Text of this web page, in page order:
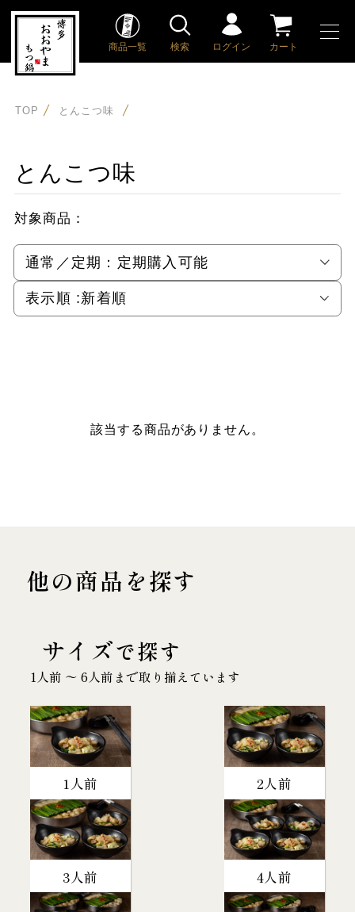
商品一覧 検索 ログイン カート
TOP とんこつ味
とんこつ味
対象商品：
通常／定期： 定期購入可能
表示順 :新着順
該当する商品がありません。
他の商品を探す
サイズで探す
1人前 〜 6人前まで取り揃えています
1人前 2人前
3人前 4人前